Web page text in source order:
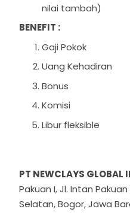
nilai tambah)
BENEFIT :
Gaji Pokok
Uang Kehadiran
Bonus
Komisi
Libur fleksible
PT NEWCLAYS GLOBAL
Pakuan I, Jl. Intan
Selatan, Bogor, Jawa